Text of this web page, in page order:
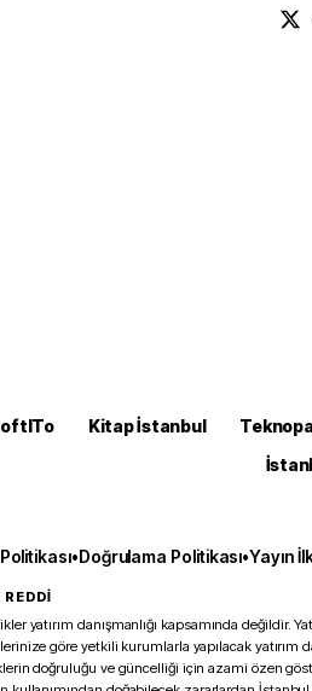
Kitap İstanbul
•Doğrulama Politikası•Yayın
yatırım danışmanlığı kapsamında değildir.
göre yetkili kurumlarla yapılacak yatırım
doğruluğu ve güncelliği için azami özen